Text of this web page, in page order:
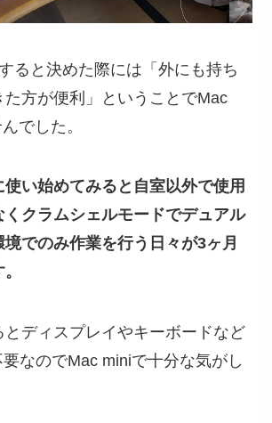
ると決めた際には「外にも持ち
た方が便利」ということでMac
でした。
使い始めてみると自室以外で使用
くクラムシェルモードでデュアル
でのみ作業を行う日々が3ヶ月
とディスプレイやキーボードなど
なのでMac miniで十分な気がし